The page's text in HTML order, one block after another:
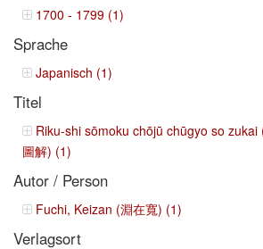
1700 - 1799 (1)
Sprache
Japanisch (1)
Titel
Riku-shi sōmoku chōjū chūgyo so zukai
圖解) (1)
Autor / Person
Fuchi, Keizan (淵在寬) (1)
Verlagsort